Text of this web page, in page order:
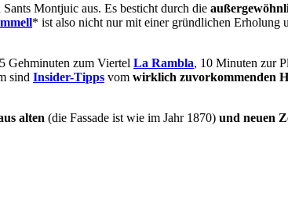
Montjuic aus. Es besticht durch die
* ist also nicht nur mit einer gründlichen Erholung
Gehminuten zum Viertel La Rambla, 10 Minuten zur
sind Insider-Tipps vom wirklich zuvorkommenden
alten (die Fassade ist wie im Jahr 1870) und neuen